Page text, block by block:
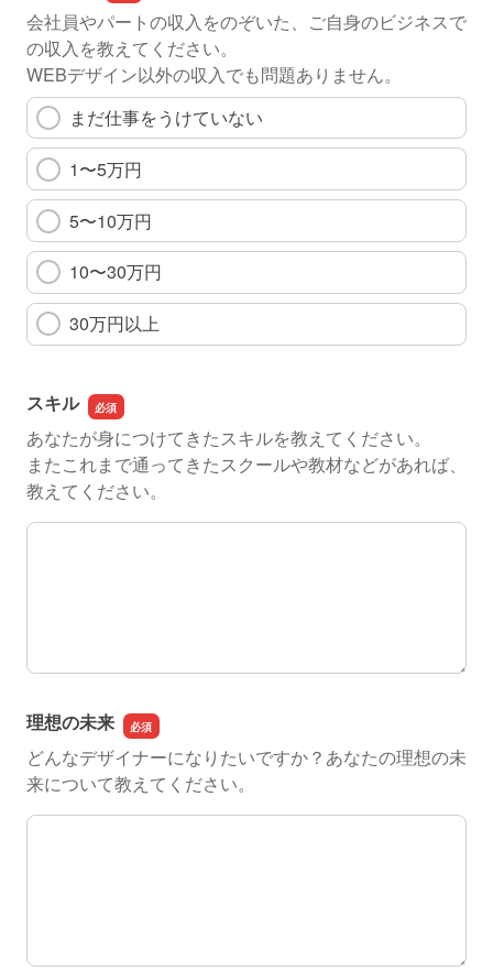
会社員やパートの収入をのぞいた、ご自身のビジネスで
の収入を教えてください。
WEBデザイン以外の収入でも問題ありません。
まだ仕事をうけていない
1〜5万円
5〜10万円
10〜30万円
30万円以上
スキル
あなたが身につけてきたスキルを教えてください。
またこれまで通ってきたスクールや教材などがあれば、
教えてください。
スキル
理想の未来
どんなデザイナーになりたいですか？あなたの理想の未
来について教えてください。
理想の未来